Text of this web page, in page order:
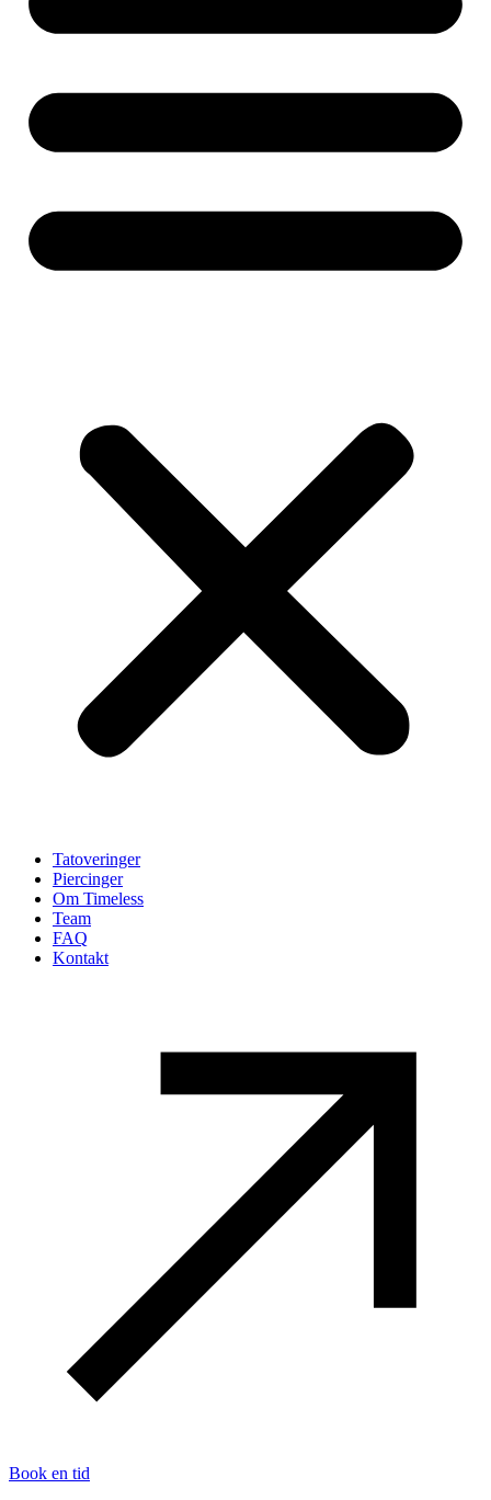
Tatoveringer
Piercinger
Om Timeless
Team
FAQ
Kontakt
Book en tid